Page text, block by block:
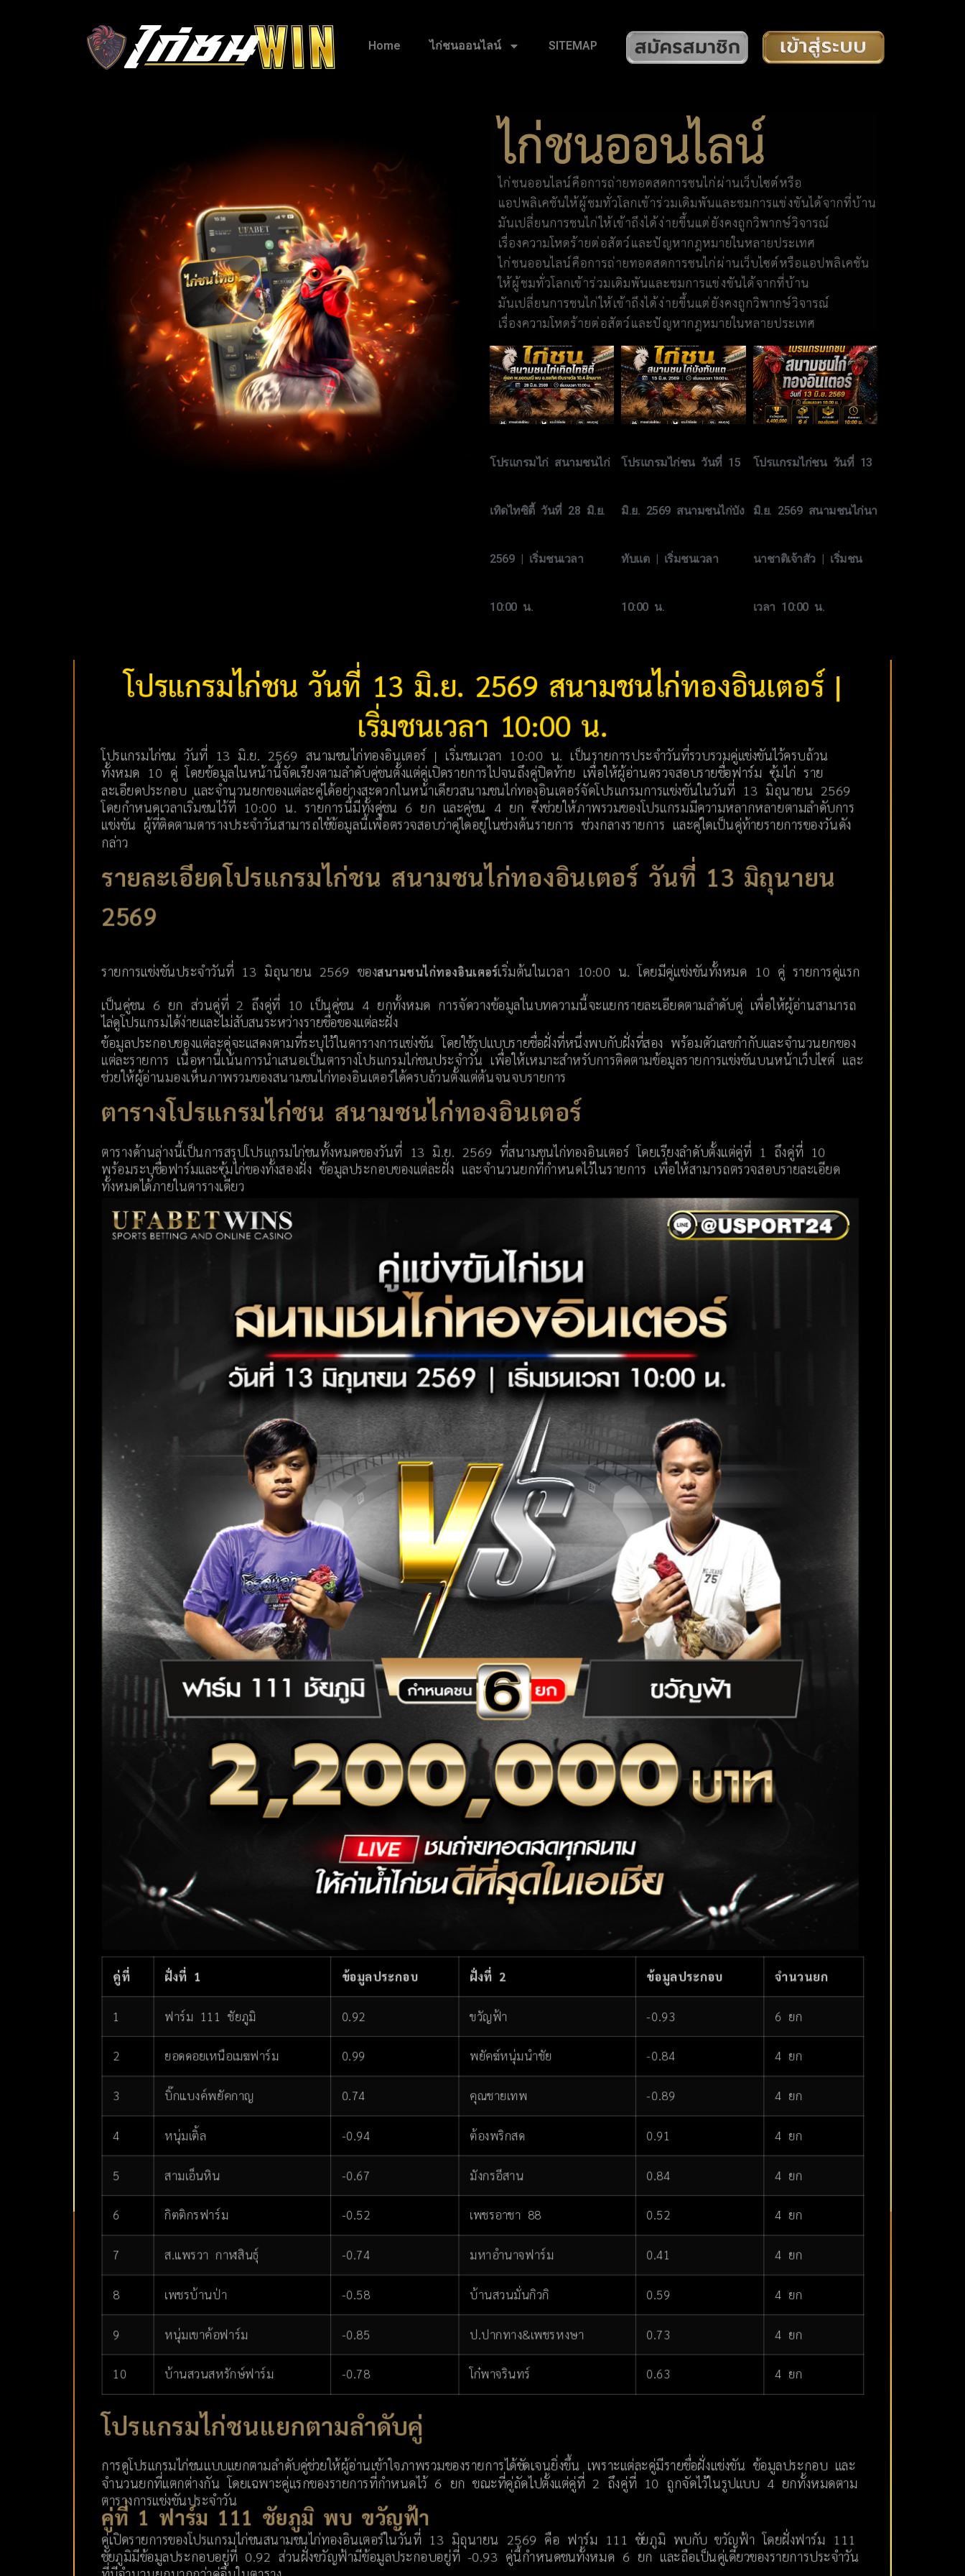
Home ไก่ชนออนไลน์ SITEMAP
โปรแกรมไก่ สนามชนไก่
เทิดไทซิตี้ วันที่ 28 มิ.ย.
2569 | เริ่มชนเวลา
10:00 น.
โปรแกรมไก่ชน วันที่ 15
มิ.ย. 2569 สนามชนไก่บัง
ทับแต | เริ่มชนเวลา
10:00 น.
โปรแกรมไก่ชน วันที่ 13
มิ.ย. 2569 สนามชนไก่นา
นาชาติเจ้าสัว | เริ่มชน
เวลา 10:00 น.
โปรแกรมไก่ชน วันที่ 13 มิ.ย. 2569 สนามชนไก่ทองอินเตอร์ |
เริ่มชนเวลา 10:00 น.
โปรแกรมไก่ชน วันที่ 13 มิ.ย. 2569 สนามชนไก่ทองอินเตอร์ | เริ่มชนเวลา 10:00 น. เป็นรายการประจำวันที่รวบรวมคู่แข่งขันไว้ครบถ้วน
ทั้งหมด 10 คู่ โดยข้อมูลในหน้านี้จัดเรียงตามลำดับคู่ชนตั้งแต่คู่เปิดรายการไปจนถึงคู่ปิดท้าย เพื่อให้ผู้อ่านตรวจสอบรายชื่อฟาร์ม ซุ้มไก่ ราย
ละเอียดประกอบ และจำนวนยกของแต่ละคู่ได้อย่างสะดวกในหน้าเดียวสนามชนไก่ทองอินเตอร์จัดโปรแกรมการแข่งขันในวันที่ 13 มิถุนายน 2569
โดยกำหนดเวลาเริ่มชนไว้ที่ 10:00 น. รายการนี้มีทั้งคู่ชน 6 ยก และคู่ชน 4 ยก ซึ่งช่วยให้ภาพรวมของโปรแกรมมีความหลากหลายตามลำดับการ
แข่งขัน ผู้ที่ติดตามตารางประจำวันสามารถใช้ข้อมูลนี้เพื่อตรวจสอบว่าคู่ใดอยู่ในช่วงต้นรายการ ช่วงกลางรายการ และคู่ใดเป็นคู่ท้ายรายการของวันดัง
กล่าว
รายละเอียดโปรแกรมไก่ชน สนามชนไก่ทองอินเตอร์ วันที่ 13 มิถุนายน
2569
รายการแข่งขันประจำวันที่ 13 มิถุนายน 2569 ของสนามชนไก่ทองอินเตอร์เริ่มต้นในเวลา 10:00 น. โดยมีคู่แข่งขันทั้งหมด 10 คู่ รายการคู่แรก
เป็นคู่ชน 6 ยก ส่วนคู่ที่ 2 ถึงคู่ที่ 10 เป็นคู่ชน 4 ยกทั้งหมด การจัดวางข้อมูลในบทความนี้จะแยกรายละเอียดตามลำดับคู่ เพื่อให้ผู้อ่านสามารถ
ไล่ดูโปรแกรมได้ง่ายและไม่สับสนระหว่างรายชื่อของแต่ละฝั่ง
ข้อมูลประกอบของแต่ละคู่จะแสดงตามที่ระบุไว้ในตารางการแข่งขัน โดยใช้รูปแบบรายชื่อฝั่งที่หนึ่งพบกับฝั่งที่สอง พร้อมตัวเลขกำกับและจำนวนยกของ
แต่ละรายการ เนื้อหานี้เน้นการนำเสนอเป็นตารางโปรแกรมไก่ชนประจำวัน เพื่อให้เหมาะสำหรับการติดตามข้อมูลรายการแข่งขันบนหน้าเว็บไซต์ และ
ช่วยให้ผู้อ่านมองเห็นภาพรวมของสนามชนไก่ทองอินเตอร์ได้ครบถ้วนตั้งแต่ต้นจนจบรายการ
ตารางโปรแกรมไก่ชน สนามชนไก่ทองอินเตอร์
ตารางด้านล่างนี้เป็นการสรุปโปรแกรมไก่ชนทั้งหมดของวันที่ 13 มิ.ย. 2569 ที่สนามชนไก่ทองอินเตอร์ โดยเรียงลำดับตั้งแต่คู่ที่ 1 ถึงคู่ที่ 10
พร้อมระบุชื่อฟาร์มและซุ้มไก่ของทั้งสองฝั่ง ข้อมูลประกอบของแต่ละฝั่ง และจำนวนยกที่กำหนดไว้ในรายการ เพื่อให้สามารถตรวจสอบรายละเอียด
ทั้งหมดได้ภายในตารางเดียว
คู่ที่ ฝั่งที่ 1 ข้อมูลประกอบ ฝั่งที่ 2 ข้อมูลประกอบ จำนวนยก
1 ฟาร์ม 111 ชัยภูมิ 0.92 ขวัญฟ้า -0.93 6 ยก
2 ยอดดอยเหนือเมฆฟาร์ม 0.99 พยัคฆ์หนุ่มนำชัย -0.84 4 ยก
3 บิ๊กแบงค์พยัคกาญ 0.74 คุณชายเทพ -0.89 4 ยก
4 หนุ่มเติ้ล -0.94 ต้องพริกสด 0.91 4 ยก
5 สามเอ็นหิน -0.67 มังกรอีสาน 0.84 4 ยก
6 กิตติกรฟาร์ม -0.52 เพชรอาชา 88 0.52 4 ยก
7 ส.แพรวา กาฬสินธุ์ -0.74 มหาอำนาจฟาร์ม 0.41 4 ยก
8 เพชรบ้านป่า -0.58 บ้านสวนมั่นกิวกิ 0.59 4 ยก
9 หนุ่มเขาค้อฟาร์ม -0.85 ป.ปากทาง&เพชรหงษา 0.73 4 ยก
10 บ้านสวนสหรักษ์ฟาร์ม -0.78 โก๋พาจรินทร์ 0.63 4 ยก
โปรแกรมไก่ชนแยกตามลำดับคู่
การดูโปรแกรมไก่ชนแบบแยกตามลำดับคู่ช่วยให้ผู้อ่านเข้าใจภาพรวมของรายการได้ชัดเจนยิ่งขึ้น เพราะแต่ละคู่มีรายชื่อฝั่งแข่งขัน ข้อมูลประกอบ และ
จำนวนยกที่แตกต่างกัน โดยเฉพาะคู่แรกของรายการที่กำหนดไว้ 6 ยก ขณะที่คู่ถัดไปตั้งแต่คู่ที่ 2 ถึงคู่ที่ 10 ถูกจัดไว้ในรูปแบบ 4 ยกทั้งหมดตาม
ตารางการแข่งขันประจำวัน
คู่ที่ 1 ฟาร์ม 111 ชัยภูมิ พบ ขวัญฟ้า
คู่เปิดรายการของโปรแกรมไก่ชนสนามชนไก่ทองอินเตอร์ในวันที่ 13 มิถุนายน 2569 คือ ฟาร์ม 111 ชัยภูมิ พบกับ ขวัญฟ้า โดยฝั่งฟาร์ม 111
ชัยภูมิมีข้อมูลประกอบอยู่ที่ 0.92 ส่วนฝั่งขวัญฟ้ามีข้อมูลประกอบอยู่ที่ -0.93 คู่นี้กำหนดชนทั้งหมด 6 ยก และถือเป็นคู่เดียวของรายการประจำวัน